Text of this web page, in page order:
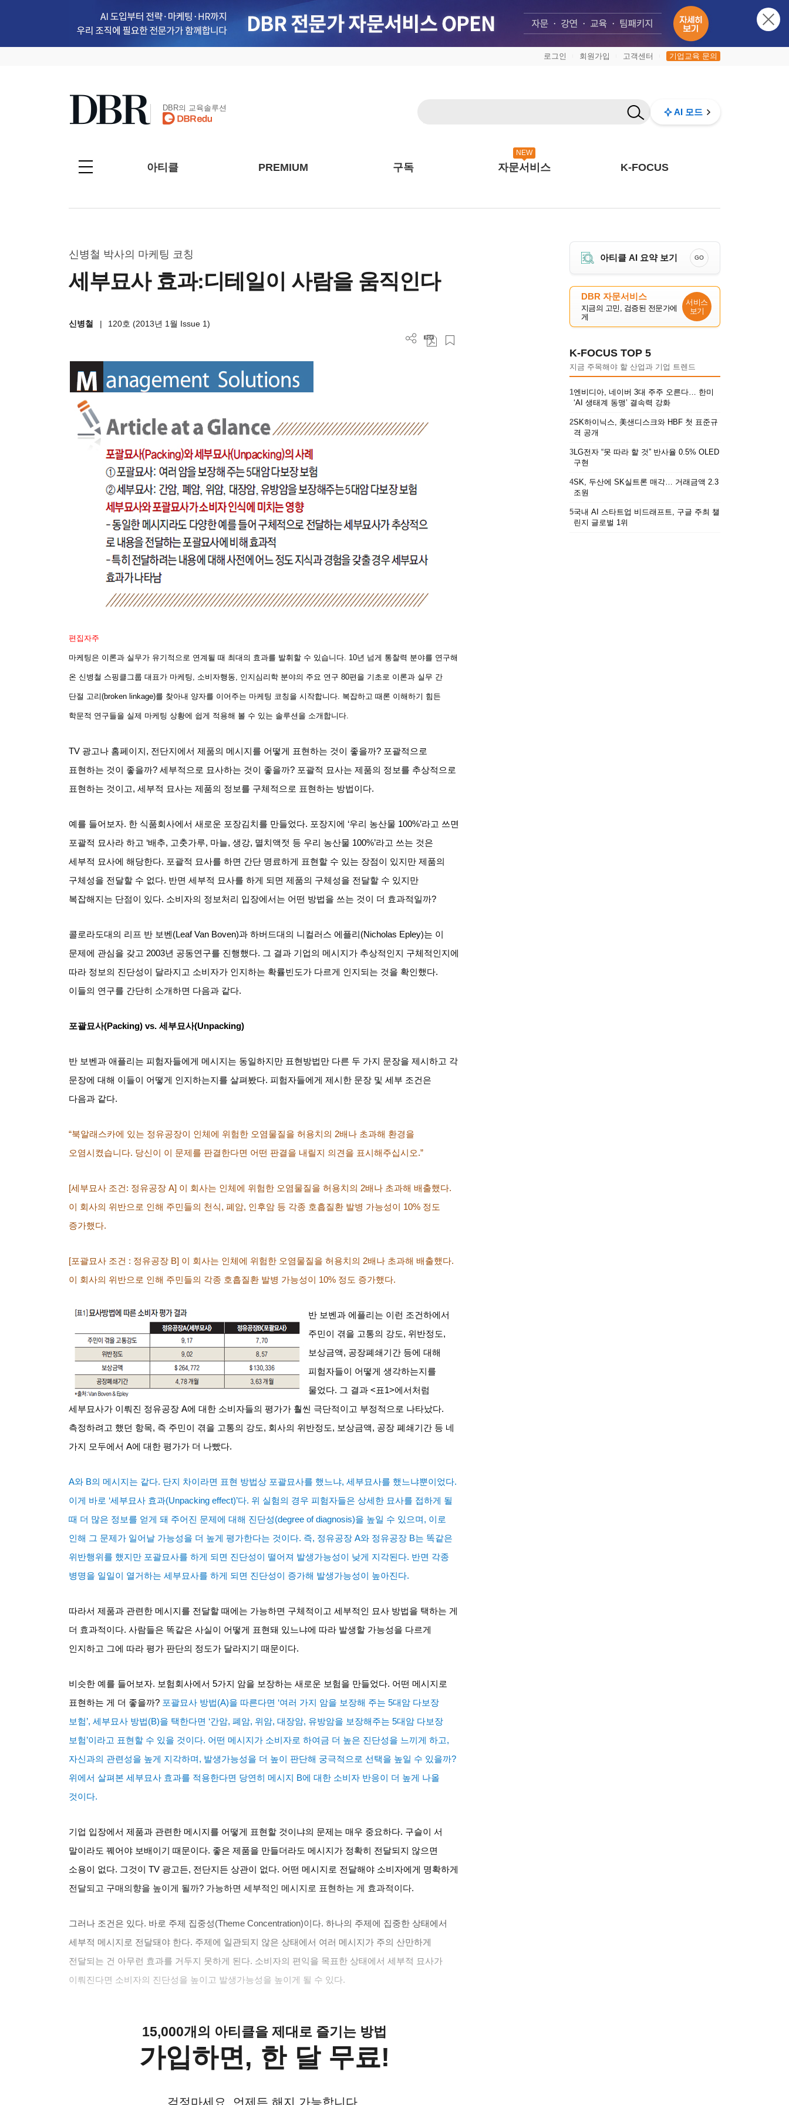
로그인 회원가입 고객센터 기업교육 문의
DBR의 교육솔루션 AI 모드
아티클 PREMIUM 구독
NEW
자문서비스 K-FOCUS
신병철 박사의 마케팅 코칭
세부묘사 효과:디테일이 사람을 움직인다
신병철 | 120호 (2013년 1월 Issue 1)
편집자주
마케팅은 이론과 실무가 유기적으로 연계될 때 최대의 효과를 발휘할 수 있습니다 . 10년 넘게 통찰력 분야를 연구해
온 신병철 스핑클그룹 대표가 마케팅 소비자행동 인지심리학 분야의 주요 연구 80편을 기초로 이론과 실무 간
단절 고리(broken linkage)를 찾아내 양자를 이어주는 마케팅 코칭을 시작합니다 복잡하고 때론 이해하기 힘든
학문적 연구들을 실제 마케팅 상황에 쉽게 적용해 볼 수 있는 솔루션을 소개합니다
TV 광고나 홈페이지, 전단지에서 제품의 메시지를 어떻게 표현하는 것이 좋을까? 포괄적으로
표현하는 것이 좋을까? 세부적으로 묘사하는 것이 좋을까? 포괄적 묘사는 제품의 정보를 추상적으로
표현하는 것이고, 세부적 묘사는 제품의 정보를 구체적으로 표현하는 방법이다.
예를 들어보자. 한 식품회사에서 새로운 포장김치를 만들었다. 포장지에 ‘우리 농산물 100%’라고 쓰면
포괄적 묘사라 하고 ‘배추, 고춧가루, 마늘, 생강, 멸치액젓 등 우리 농산물 100%’라고 쓰는 것은
세부적 묘사에 해당한다. 포괄적 묘사를 하면 간단 명료하게 표현할 수 있는 장점이 있지만 제품의
구체성을 전달할 수 없다. 반면 세부적 묘사를 하게 되면 제품의 구체성을 전달할 수 있지만
복잡해지는 단점이 있다. 소비자의 정보처리 입장에서는 어떤 방법을 쓰는 것이 더 효과적일까?
콜로라도대의 리프 반 보벤(Leaf Van Boven)과 하버드대의 니컬러스 에플리(Nicholas Epley)는 이
문제에 관심을 갖고 2003년 공동연구를 진행했다. 그 결과 기업의 메시지가 추상적인지 구체적인지에
따라 정보의 진단성이 달라지고 소비자가 인지하는 확률빈도가 다르게 인지되는 것을 확인했다.
이들의 연구를 간단히 소개하면 다음과 같다.
포괄묘사(Packing) vs. 세부묘사(Unpacking)
반 보벤과 애플리는 피험자들에게 메시지는 동일하지만 표현방법만 다른 두 가지 문장을 제시하고 각
문장에 대해 이들이 어떻게 인지하는지를 살펴봤다. 피험자들에게 제시한 문장 및 세부 조건은
다음과 같다.
“북알래스카에 있는 정유공장이 인체에 위험한 오염물질을 허용치의 2배나 초과해 환경을
오염시켰습니다. 당신이 이 문제를 판결한다면 어떤 판결을 내릴지 의견을 표시해주십시오.”
[세부묘사 조건: 정유공장 A] 이 회사는 인체에 위험한 오염물질을 허용치의 2배나 초과해 배출했다.
이 회사의 위반으로 인해 주민들의 천식, 폐암, 인후암 등 각종 호흡질환 발병 가능성이 10% 정도
증가했다.
[포괄묘사 조건 : 정유공장 B] 이 회사는 인체에 위험한 오염물질을 허용치의 2배나 초과해 배출했다.
이 회사의 위반으로 인해 주민들의 각종 호흡질환 발병 가능성이 10% 정도 증가했다.
반 보벤과 에플리는 이런 조건하에서
주민이 겪을 고통의 강도, 위반정도,
보상금액, 공장폐쇄기간 등에 대해
피험자들이 어떻게 생각하는지를
물었다. 그 결과 <표1>에서처럼
세부묘사가 이뤄진 정유공장 A에 대한 소비자들의 평가가 훨씬 극단적이고 부정적으로 나타났다.
측정하려고 했던 항목, 즉 주민이 겪을 고통의 강도, 회사의 위반정도, 보상금액, 공장 폐쇄기간 등 네
가지 모두에서 A에 대한 평가가 더 나빴다.
A와 B의 메시지는 같다. 단지 차이라면 표현 방법상 포괄묘사를 했느냐, 세부묘사를 했느냐뿐이었다.
이게 바로 ‘세부묘사 효과(Unpacking effect)’다. 위 실험의 경우 피험자들은 상세한 묘사를 접하게 될
때 더 많은 정보를 얻게 돼 주어진 문제에 대해 진단성(degree of diagnosis)을 높일 수 있으며, 이로
인해 그 문제가 일어날 가능성을 더 높게 평가한다는 것이다. 즉, 정유공장 A와 정유공장 B는 똑같은
위반행위를 했지만 포괄묘사를 하게 되면 진단성이 떨어져 발생가능성이 낮게 지각된다. 반면 각종
병명을 일일이 열거하는 세부묘사를 하게 되면 진단성이 증가해 발생가능성이 높아진다.
따라서 제품과 관련한 메시지를 전달할 때에는 가능하면 구체적이고 세부적인 묘사 방법을 택하는 게
더 효과적이다. 사람들은 똑같은 사실이 어떻게 표현돼 있느냐에 따라 발생할 가능성을 다르게
인지하고 그에 따라 평가 판단의 정도가 달라지기 때문이다.
비슷한 예를 들어보자. 보험회사에서 5가지 암을 보장하는 새로운 보험을 만들었다. 어떤 메시지로
표현하는 게 더 좋을까? 포괄묘사 방법(A)을 따른다면 ‘여러 가지 암을 보장해 주는 5대암 다보장
보험’, 세부묘사 방법(B)을 택한다면 ‘간암, 폐암, 위암, 대장암, 유방암을 보장해주는 5대암 다보장
보험’이라고 표현할 수 있을 것이다. 어떤 메시지가 소비자로 하여금 더 높은 진단성을 느끼게 하고,
자신과의 관련성을 높게 지각하며, 발생가능성을 더 높이 판단해 궁극적으로 선택을 높일 수 있을까?
위에서 살펴본 세부묘사 효과를 적용한다면 당연히 메시지 B에 대한 소비자 반응이 더 높게 나올
것이다.
기업 입장에서 제품과 관련한 메시지를 어떻게 표현할 것이냐의 문제는 매우 중요하다. 구슬이 서
말이라도 꿰어야 보배이기 때문이다. 좋은 제품을 만들더라도 메시지가 정확히 전달되지 않으면
소용이 없다. 그것이 TV 광고든, 전단지든 상관이 없다. 어떤 메시지로 전달해야 소비자에게 명확하게
전달되고 구매의향을 높이게 될까? 가능하면 세부적인 메시지로 표현하는 게 효과적이다.
그러나 조건은 있다. 바로 주제 집중성(Theme Concentration)이다. 하나의 주제에 집중한 상태에서
세부적 메시지로 전달돼야 한다. 주제에 일관되지 않은 상태에서 여러 메시지가 주의 산만하게
전달되는 건 아무런 효과를 거두지 못하게 된다. 소비자의 편익을 목표한 상태에서 세부적 묘사가
이뤄진다면 소비자의 진단성을 높이고 발생가능성을 높이게 될 수 있다.
15,000개의 아티클을 제대로 즐기는 방법
가입하면, 한 달 무료!
걱정마세요. 언제든 해지 가능합니다.
아티클 AI 요약 보기 GO
DBR 자문서비스
지금의 고민, 검증된 전문가에
게
서비스
보기
K-FOCUS TOP 5
지금 주목해야 할 산업과 기업 트렌드
1엔비디아, 네이버 3대 주주 오른다… 한미
‘AI 생태계 동맹’ 결속력 강화
2SK하이닉스, 美샌디스크와 HBF 첫 표준규
격 공개
3LG전자 “못 따라 할 것” 반사율 0.5% OLED
구현
4SK, 두산에 SK실트론 매각… 거래금액 2.3
조원
5국내 AI 스타트업 비드래프트, 구글 주최 챌
린지 글로벌 1위